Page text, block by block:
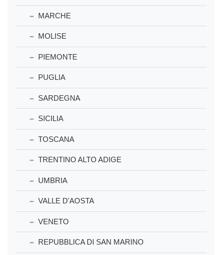
MARCHE
MOLISE
PIEMONTE
PUGLIA
SARDEGNA
SICILIA
TOSCANA
TRENTINO ALTO ADIGE
UMBRIA
VALLE D'AOSTA
VENETO
REPUBBLICA DI SAN MARINO